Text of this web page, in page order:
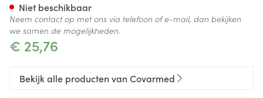
€ 25,76
Niet beschikbaar
Neem contact op met ons via telefoon of e-mail, dan bekijken
we samen de mogelijkheden.
Bekijk alle producten van Covarmed